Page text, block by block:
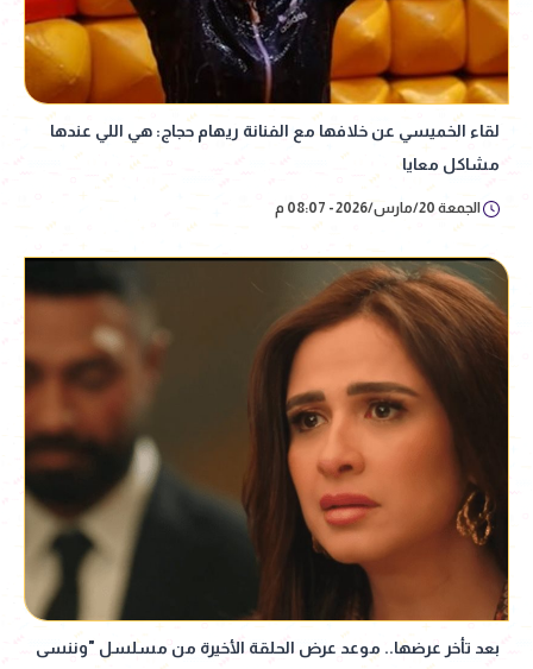
لقاء الخميسي عن خلافها مع الفنانة ريهام حجاج: هي اللي عندها
مشاكل معايا
الجمعة 20/مارس/2026 - 08:07 م
بعد تأخر عرضها.. موعد عرض الحلقة الأخيرة من مسلسل "وننسى